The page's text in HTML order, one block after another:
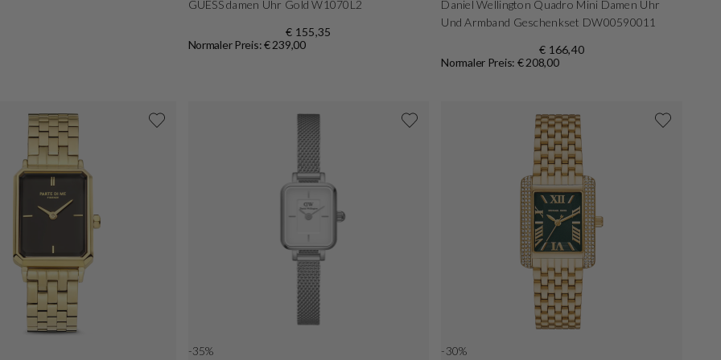
GUESS damen Uhr Gold W1070L2
€ 155,35
Normaler Preis: € 239,00
Daniel Wellington Quadro Mini Damen Uhr
Und Armband Geschenkset DW00590011
€ 166,40
Normaler Preis: € 208,00
-35% -30%